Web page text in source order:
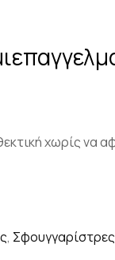
χωρίς να
, Σφουγγαρίστρες